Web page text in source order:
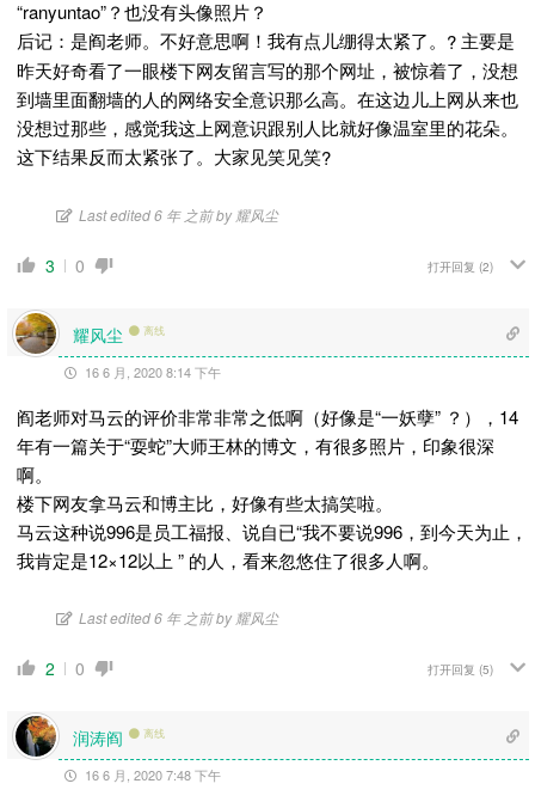
“ranyuntao”？也没有头像照片？
后记：是阎老师。不好意思啊！我有点儿绷得太紧了。 ? 主要是
昨天好奇看了一眼楼下网友留言写的那个网址，被惊着了，没想
到墙里面翻墙的人的网络安全意识那么高。在这边儿上网从来也
没想过那些，感觉我这上网意识跟别人比就好像温室里的花朵。
这下结果反而太紧张了。大家见笑见笑?
Last edited 6 年 之前 by 耀风尘
3 0 打开回复 (2)
耀风尘 离线
16 6 月, 2020 8:14 下午
阎老师对马云的评价非常非常之低啊（好像是“一妖孽” ？），14
年有一篇关于“耍蛇”大师王林的博文，有很多照片，印象很深
啊。
楼下网友拿马云和博主比，好像有些太搞笑啦。
马云这种说996是员工福报、说自已“我不要说996，到今天为止，
我肯定是12×12以上 ” 的人，看来忽悠住了很多人啊。
Last edited 6 年 之前 by 耀风尘
2 0 打开回复 (5)
润涛阎 离线
16 6 月, 2020 7:48 下午